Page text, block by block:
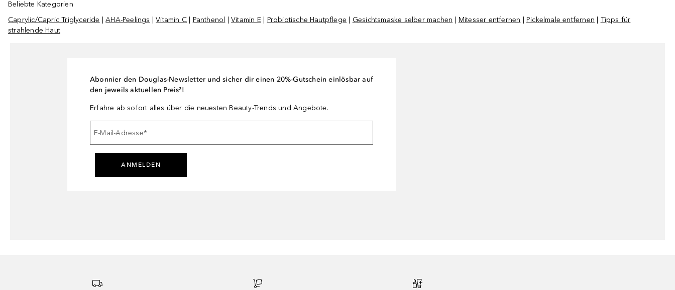
Beliebte Kategorien
Caprylic/Capric Triglyceride |AHA-Peelings |Vitamin C Panthenol |Vitamin E| Probiotische Hautpflege Gesichtsmaske selber machen Mitesser entfernen Pickelmale entfernen
Tipps für
strahlende Haut
Abonnier den Douglas-Newsletter und sicher dir einen 20%-Gutschein einlösbar auf
den jeweils aktuellen Preis²!
Erfahre ab sofort alles über die neuesten Beauty-Trends und Angebote.
E-Mail-Adresse*
ANMELDEN